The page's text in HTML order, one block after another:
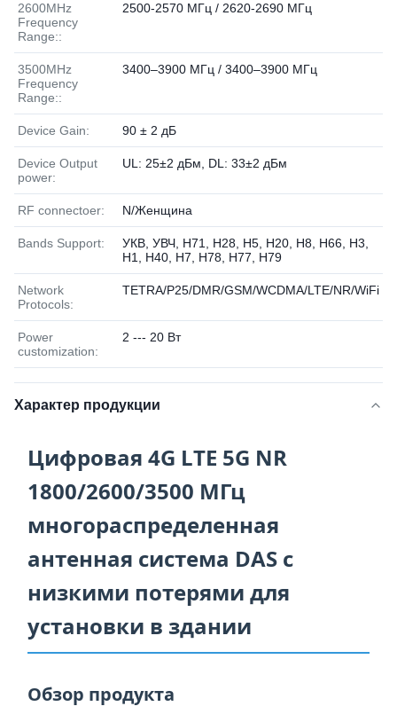
2600MHz
Frequency
Range::
2500-2570 МГц / 2620-2690 МГц
3500MHz
Frequency
Range::
3400–3900 МГц / 3400–3900 МГц
Device Gain: 90 ± 2 дБ
Device Output
power:
UL: 25±2 дБм, DL: 33±2 дБм
RF connectoer: N/Женщина
Bands Support:
УКВ, УВЧ, Н71, Н28, Н5, Н20, Н8, Н66, Н3,
Н1, Н40, Н7, Н78, Н77, Н79
Network
Protocols:
TETRA/P25/DMR/GSM/WCDMA/LTE/NR/WiFi
Power
customization:
2 --- 20 Вт
Характер продукции
Цифровая 4G LTE 5G NR
1800/2600/3500 МГц
многораспределенная
антенная система DAS с
низкими потерями для
установки в здании
Обзор продукта